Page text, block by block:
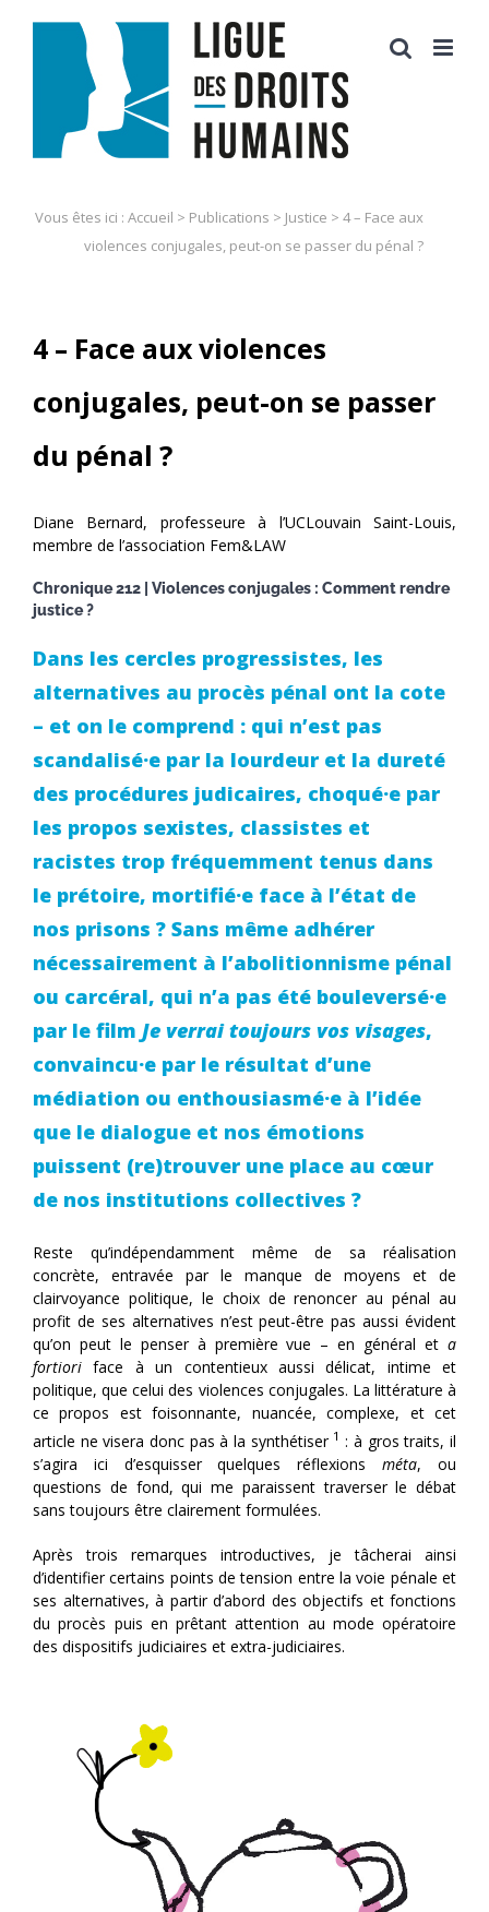
Vous êtes ici : Accueil > Publications > Justice > 4 – Face aux
violences conjugales, peut-on se passer du pénal ?
4 – Face aux violences
conjugales, peut-on se passer
du pénal ?
Diane Bernard, professeure à l’UCLouvain Saint-Louis,
membre de l’association Fem&LAW
Chronique 212 | Violences conjugales : Comment rendre
justice ?
Dans les cercles progressistes, les
alternatives au procès pénal ont la cote
– et on le comprend : qui n’est pas
scandalisé·e par la lourdeur et la dureté
des procédures judicaires, choqué·e par
les propos sexistes, classistes et
racistes trop fréquemment tenus dans
le prétoire, mortifié·e face à l’état de
nos prisons ? Sans même adhérer
nécessairement à l’abolitionnisme pénal
ou carcéral, qui n’a pas été bouleversé·e
par le film Je verrai toujours vos visages,
convaincu·e par le résultat d’une
médiation ou enthousiasmé·e à l’idée
que le dialogue et nos émotions
puissent (re)trouver une place au cœur
de nos institutions collectives ?
Reste qu’indépendamment même de sa réalisation
concrète, entravée par le manque de moyens et de
clairvoyance politique, le choix de renoncer au pénal au
profit de ses alternatives n’est peut-être pas aussi évident
qu’on peut le penser à première vue – en général et a
fortiori face à un contentieux aussi délicat, intime et
politique, que celui des violences conjugales. La littérature à
ce propos est foisonnante, nuancée, complexe, et cet
article ne visera donc pas à la synthétiser1 : à gros traits, il
s’agira ici d’esquisser quelques réflexionsméta, ou
questions de fond, qui me paraissent traverser le débat
sans toujours être clairement formulées.
Après trois remarques introductives, je tâcherai ainsi
d’identifier certains points de tension entre la voie pénale et
ses alternatives, à partir d’abord des objectifs et fonctions
du procès puis en prêtant attention au mode opératoire
des dispositifs judiciaires et extra-judiciaires.